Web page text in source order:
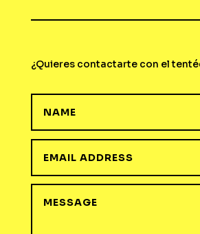
¿Quieres contactarte con el